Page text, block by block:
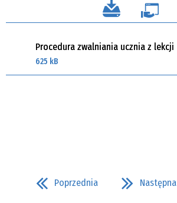
Procedura zwalniania ucznia z lekcji
625 kB
Poprzednia Następna